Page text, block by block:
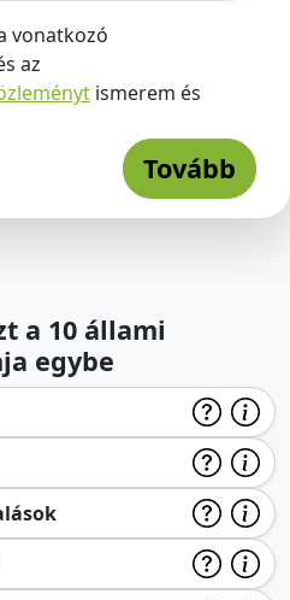
vonatkozó
az
ismerem és
Tovább
a 10 állami
egybe